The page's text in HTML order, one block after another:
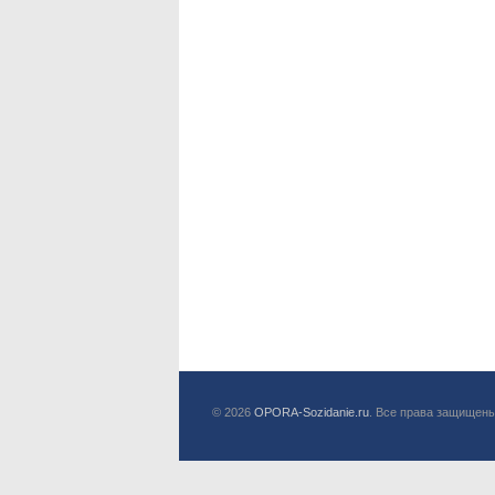
© 2026 OPORA-Sozidanie.ru . Все права